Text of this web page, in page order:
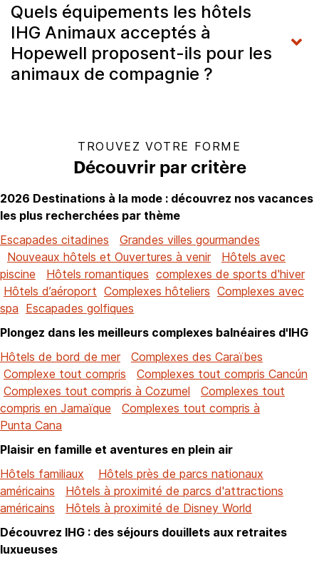
Quels équipements les hôtels
IHG Animaux acceptés à
Hopewell proposent-ils pour les
animaux de compagnie ?
TROUVEZ VOTRE FORME
Découvrir par critère
2026 Destinations à la mode : découvrez nos vacances
les plus recherchées par thème
Escapades citadines
Grandes villes gourmandes
Nouveaux hôtels et Ouvertures à venir
Hôtels avec
piscine
Hôtels romantiques complexes de sports d'hiver
Hôtels d’aéroport Complexes hôteliers Complexes avec
spa Escapades golfiques
Plongez dans les meilleurs complexes balnéaires d'IHG
Hôtels de bord de mer
Complexes des Caraïbes
Complexe tout compris
Complexes tout compris Cancún
Complexes tout compris à Cozumel
Complexes tout
compris en Jamaïque
Complexes tout compris à
Punta Cana
Plaisir en famille et aventures en plein air
Hôtels familiaux
Hôtels près de parcs nationaux
américains
Hôtels à proximité de parcs d'attractions
américains
Hôtels à proximité de Disney World
Découvrez IHG : des séjours douillets aux retraites
luxueuses